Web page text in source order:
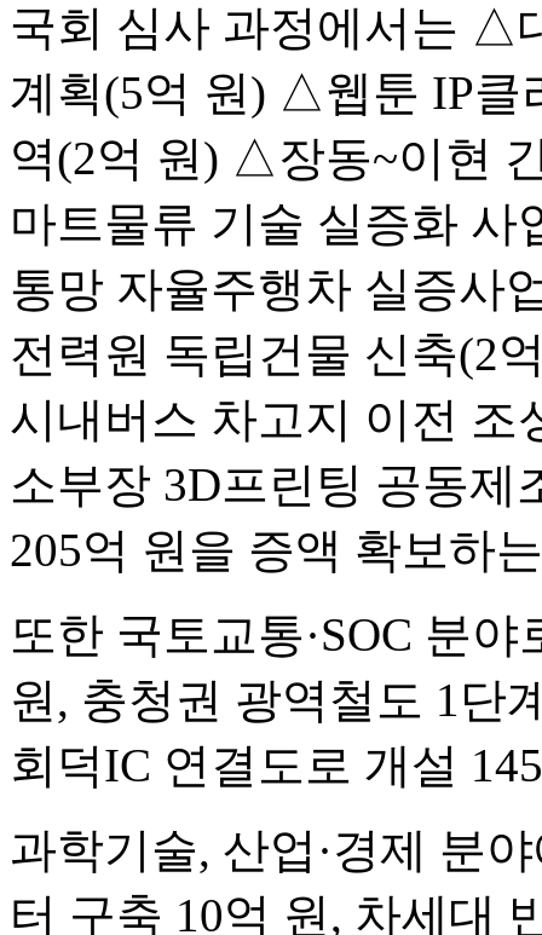
국회 심사 과정에서는 △
계획(5억 원) △웹툰 IP클
역(2억 원) △장동~이현
마트물류 기술 실증화
통망 자율주행차 실증사
전력원 독립건물 신축(2
시내버스 차고지 이전 조
소부장 3D프린팅 공동제
205억 원을 증액 확보하
또한 국토교통·SOC 분
원, 충청권 광역철도 1단
회덕IC 연결도로 개설
과학기술, 산업·경제 분
터 구축 10억 원, 차세대